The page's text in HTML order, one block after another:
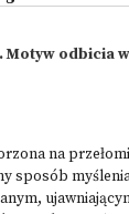
Motyw odbicia
na
sposób